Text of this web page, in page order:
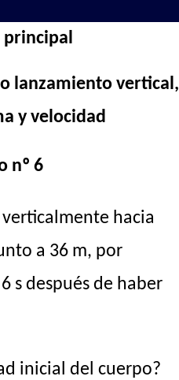
principal
lanzamiento vertical,
y velocidad
nº 6
hacia
a 36 m, por
s después de haber
inicial del cuerpo?